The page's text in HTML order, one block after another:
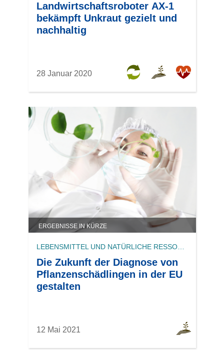
Landwirtschaftsroboter AX-1
bekämpft Unkraut gezielt und
nachhaltig
28 Januar 2020
ERGEBNISSE IN KÜRZE
LEBENSMITTEL UND NATÜRLICHE RESSOURCEN
Die Zukunft der Diagnose von
Pflanzenschädlingen in der EU
gestalten
12 Mai 2021